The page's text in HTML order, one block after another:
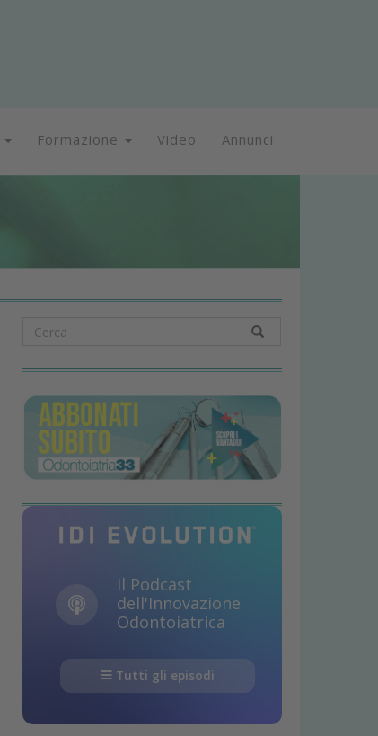
Formazione Video Annunci
Il Podcast
dell'Innovazione
Odontoiatrica
Tutti gli episodi